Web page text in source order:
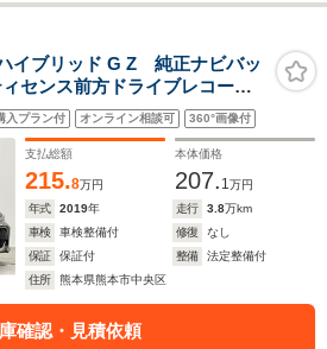
イブリッド G Z 純正ナビバッ
センス前方ドライブレコーダ
ザーシートD/Nシートヒーター
イト電動パーキングオートホ
入プラン付 オンライン相談可 360°画像付
支払総額
215.8万円
本体価格
207. 1万円
年式
2019年 走行 3.8万km
車検
車検整備付 修復
なし
保証
保証付 整備
法定整備付
住所
熊本県熊本市中央区
確認・見積依頼